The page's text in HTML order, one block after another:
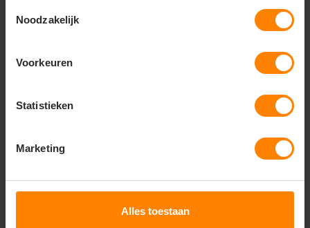
Noodzakelijk
Voorkeuren
Statistieken
Marketing
Alles toestaan
Dit vind je misschien ook leuk
-10%